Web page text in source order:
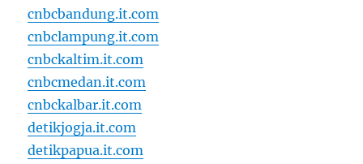
cnbcbandung.it.com
cnbclampung.it.com
cnbckaltim.it.com
cnbcmedan.it.com
cnbckalbar.it.com
detikjogja.it.com
detikpapua.it.com